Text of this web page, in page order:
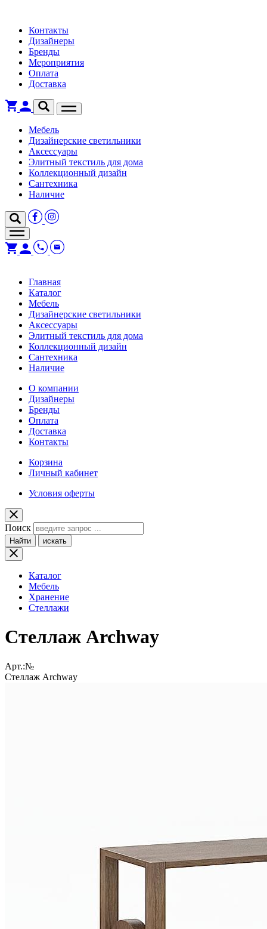
Контакты
Дизайнеры
Бренды
Мероприятия
Оплата
Доставка
Мебель
Дизайнерские светильники
Аксессуары
Элитный текстиль для дома
Коллекционный дизайн
Сантехника
Наличие
Главная
Каталог
Мебель
Дизайнерские светильники
Аксессуары
Элитный текстиль для дома
Коллекционный дизайн
Сантехника
Наличие
О компании
Дизайнеры
Бренды
Оплата
Доставка
Контакты
Корзина
Личный кабинет
Условия оферты
Поиск
Найти искать
Каталог
Мебель
Хранение
Стеллажи
Стеллаж Archway
Арт.:№
Стеллаж Archway